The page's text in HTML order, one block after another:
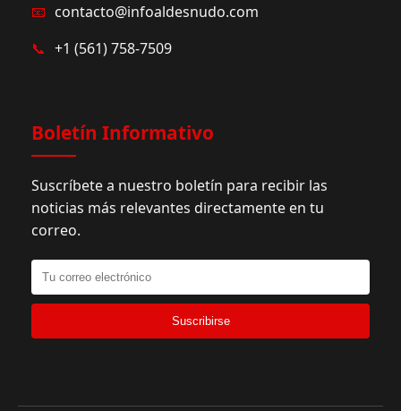
📧 contacto@infoaldesnudo.com
📞 +1 (561) 758-7509
Boletín Informativo
Suscríbete a nuestro boletín para recibir las
noticias más relevantes directamente en tu
correo.
Suscribirse